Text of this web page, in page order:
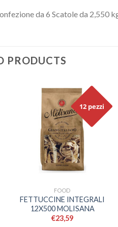
da 6 Scatole da 2,550
PRODUCTS
12 pezzi
FOOD
FETTUCCINE INTEGRALI
12X500 MOLISANA
€23,59